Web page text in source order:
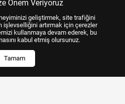
OUTLANDER
Pajero
Önem Veriyoruz
geliştirmek, site trafiğini
işlevselliğini artırmak için çerezler
kullanmaya devam ederek, bu
kabul etmiş olursunuz.
Tamam